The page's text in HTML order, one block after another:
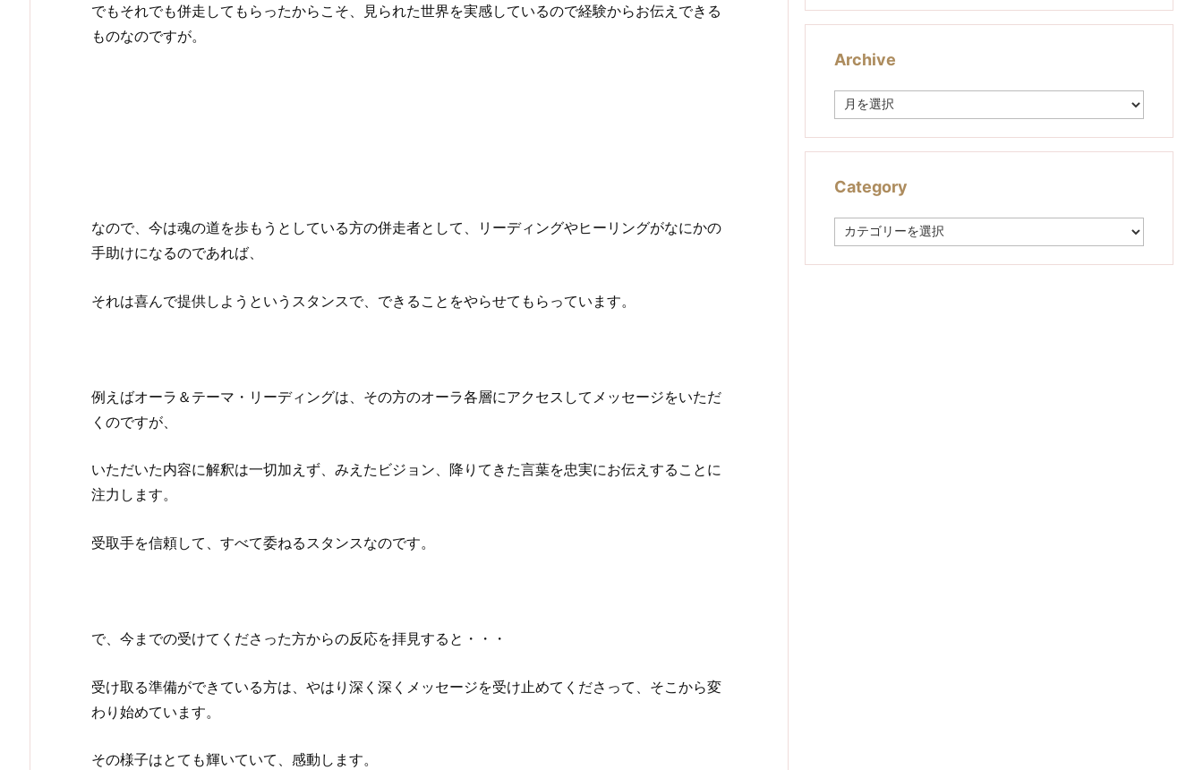
でもそれでも併走してもらったからこそ、見られた世界を実感しているので経験からお伝えできる
ものなのですが。
なので、今は魂の道を歩もうとしている方の併走者として、リーディングやヒーリングがなにかの
手助けになるのであれば、
それは喜んで提供しようというスタンスで、できることをやらせてもらっています。
例えばオーラ＆テーマ・リーディングは、その方のオーラ各層にアクセスしてメッセージをいただ
くのですが、
いただいた内容に解釈は一切加えず、みえたビジョン、降りてきた言葉を忠実にお伝えすることに
注力します。
受取手を信頼して、すべて委ねるスタンスなのです。
で、今までの受けてくださった方からの反応を拝見すると・・・
受け取る準備ができている方は、やはり深く深くメッセージを受け止めてくださって、そこから変
わり始めています。
その様子はとても輝いていて、感動します。
Archive
h
e
Category
e